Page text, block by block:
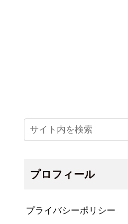
プロフィール
プライバシーポリシー